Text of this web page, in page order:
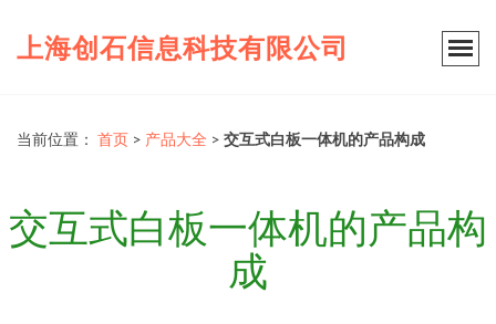
上海创石信息科技有限公司
当前位置： 首页 > 产品大全 > 交互式白板一体机的产品构成
交互式白板一体机的产品构
成